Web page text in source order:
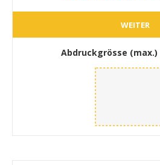
WEITER
Abdruckgrösse (max.)